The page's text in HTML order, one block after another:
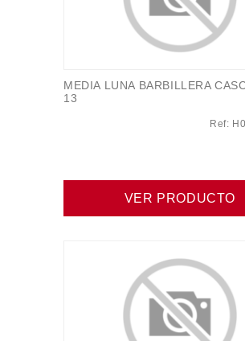
MEDIA LUNA BARBILLERA
13
Ref:
VER PRODUCTO